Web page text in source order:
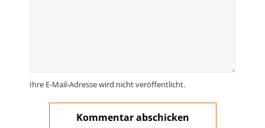
Ihre E-Mail-Adresse wird nicht veröffentlicht.